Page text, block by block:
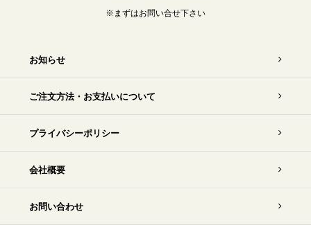
※まずはお問い合せ下さい
お知らせ
ご注文方法・お支払いについて
プライバシーポリシー
会社概要
お問い合わせ